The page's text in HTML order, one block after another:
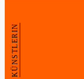
KÜNSTLERIN